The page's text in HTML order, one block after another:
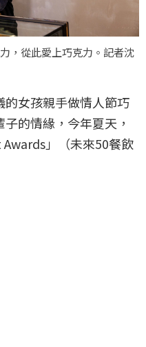
，從此愛上巧克力。記者沈
的女孩親手做情人節巧
的情緣，今年夏天，
」（未來50餐飲